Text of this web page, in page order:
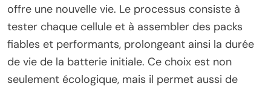
offre une nouvelle vie. Le processus consiste à
tester chaque cellule et à assembler des packs
fiables et performants, prolongeant ainsi la durée
de vie de la batterie initiale. Ce choix est non
seulement écologique, mais il permet aussi de